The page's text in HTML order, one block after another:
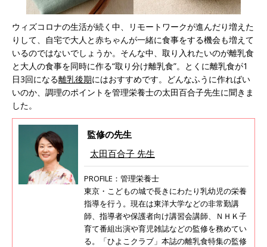
ウィズコロナの生活が続く中、リモートワークが進んだり増えた
りして、自宅で大人と赤ちゃんが一緒に食事をする機会も増えて
いるのではないでしょうか。そんな中、取り入れたいのが離乳食
と大人の食事を同時に作る“取り分け離乳食”。とくに離乳食が1
日3回になる離乳後期にはおすすめです。どんなふうに作ればい
いのか、調理のポイントを管理栄養士の太田百合子先生に聞きま
した。
監修の先生
太田百合子 先生
PROFILE：管理栄養士
東京・こどもの城で長きにわたり乳幼児の栄養
指導を行う。現在は東洋大学などの非常勤講
師、指導者や保護者向け講習会講師、ＮＨＫ子
育て番組出演や育児雑誌などの監修を務めてい
る。「ひよこクラブ」本誌の離乳食特集の監修